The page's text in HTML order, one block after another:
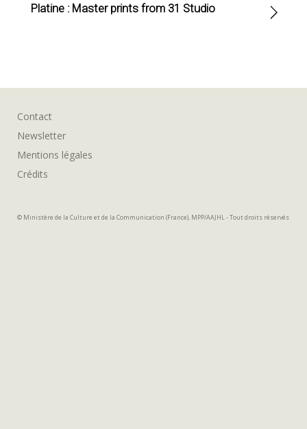
Platine : Master prints from 31 Studio
© Ministère de la Culture et de la Communication (France), MPP/AAJHL - Tout droits réservés
Contact
Newsletter
Mentions légales
Crédits